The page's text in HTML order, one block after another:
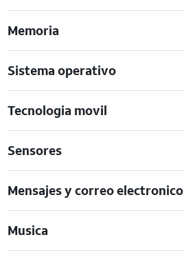
Memoria
Sistema operativo
Tecnologia movil
Sensores
Mensajes y correo electronico
Musica